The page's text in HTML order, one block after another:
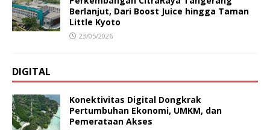
Berlanjut, Dari Boost Juice hingga Taman
Little Kyoto
23/05/2026
DIGITAL
Konektivitas Digital Dongkrak
Pertumbuhan Ekonomi, UMKM, dan
Pemerataan Akses